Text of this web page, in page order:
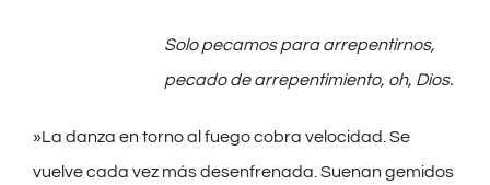
Solo pecamos para arrepentirnos,
pecado de arrepentimiento, oh, Dios.
»La danza en torno al fuego cobra velocidad. Se
vuelve cada vez más desenfrenada. Suenan gemidos